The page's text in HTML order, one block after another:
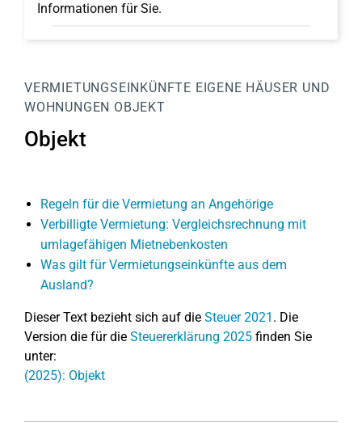
Informationen für Sie.
VERMIETUNGSEINKÜNFTE EIGENE HÄUSER UND
WOHNUNGEN OBJEKT
Objekt
Regeln für die Vermietung an Angehörige
Verbilligte Vermietung: Vergleichsrechnung mit
umlagefähigen Mietnebenkosten
Was gilt für Vermietungseinkünfte aus dem
Ausland?
Dieser Text bezieht sich auf die Steuer 2021 . Die
Version die für die Steuererklärung 2025 finden Sie
unter:
(2025): Objekt